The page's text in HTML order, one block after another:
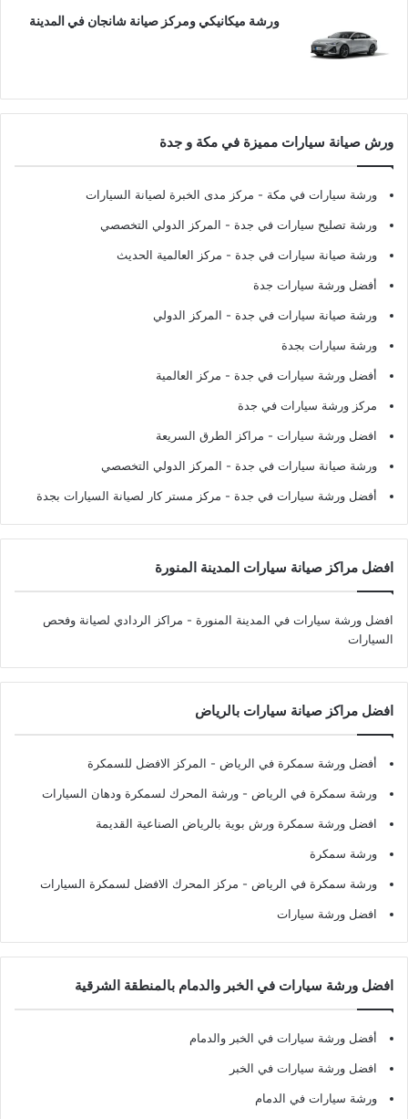
ورشة ميكانيكي ومركز صيانة شانجان في المدينة
ورش صيانة سيارات مميزة في مكة و جدة
ورشة سيارات في مكة - مركز مدى الخبرة لصيانة السيارات
ورشة تصليح سيارات في جدة - المركز الدولي التخصصي
ورشة صيانة سيارات في جدة - مركز العالمية الحديث
أفضل ورشة سيارات جدة
ورشة صيانة سيارات في جدة - المركز الدولي
ورشة سيارات بجدة
أفضل ورشة سيارات في جدة - مركز العالمية
مركز ورشة سيارات في جدة
افضل ورشة سيارات - مراكز الطرق السريعة
ورشة صيانة سيارات في جدة - المركز الدولي التخصصي
أفضل ورشة سيارات في جدة - مركز مستر كار لصيانة السيارات بجدة
افضل مراكز صيانة سيارات المدينة المنورة
افضل ورشة سيارات في المدينة المنورة - مراكز الردادي لصيانة وفحص
السيارات
افضل مراكز صيانة سيارات بالرياض
أفضل ورشة سمكرة في الرياض - المركز الافضل للسمكرة
ورشة سمكرة في الرياض - ورشة المحرك لسمكرة ودهان السيارات
افضل ورشة سمكرة ورش بوية بالرياض الصناعية القديمة
ورشة سمكرة
ورشة سمكرة في الرياض - مركز المحرك الافضل لسمكرة السيارات
افضل ورشة سيارات
افضل ورشة سيارات في الخبر والدمام بالمنطقة الشرقية
أفضل ورشة سيارات في الخبر والدمام
افضل ورشة سيارات في الخبر
ورشة سيارات في الدمام